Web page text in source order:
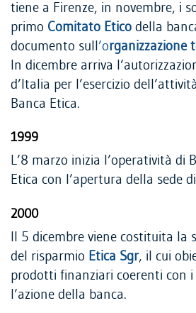
tiene a Firenze, in novembre, i
primo Comitato Etico della
documento sull ’organizzazione
In dicembre arriva
d’Italia per l’esercizio
Banca Etica.
1999
L’8 marzo inizia l’operatività di
Etica con l’apertura della sede
2000
Il 5 dicembre viene costituita la
del risparmio Etica Sgr, il cui
prodotti finanziari coerenti con
l’azione della banca.